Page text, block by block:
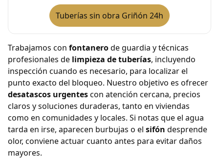
Tuberías sin obra Griñón 24h
Trabajamos con fontanerode guardia y técnicas
profesionales de limpieza de tuberías, incluyendo
inspección cuando es necesario, para localizar el
punto exacto del bloqueo. Nuestro objetivo es ofrecer
desatascos urgentescon atención cercana, precios
claros y soluciones duraderas, tanto en viviendas
como en comunidades y locales. Si notas que el agua
tarda en irse, aparecen burbujas o el sifón desprende
olor, conviene actuar cuanto antes para evitar daños
mayores.